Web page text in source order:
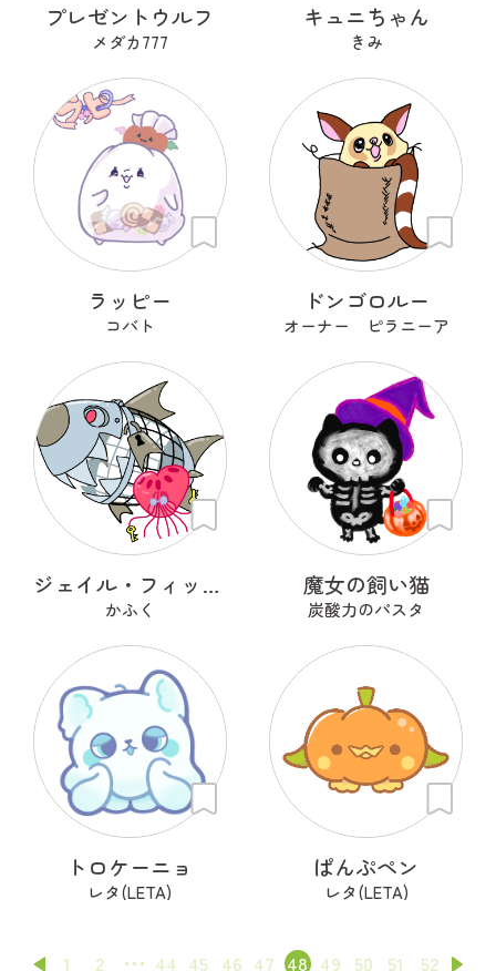
プレゼントウルフ
メダカ777
キュニちゃん
きみ
ラッピー
コバト
ドンゴロルー
オーナー ピラニーア
ジェイル・フィッシュ
かふく
魔女の飼い猫
炭酸力のパスタ
トロケーニョ
レタ(LETA)
ぱんぷペン
レタ(LETA)
1 2 44 45 46 47 48 49 50 51 52